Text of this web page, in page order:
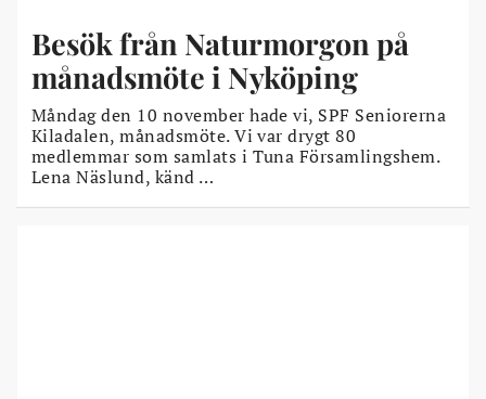
Besök från Naturmorgon på
månadsmöte i Nyköping
Måndag den 10 november hade vi, SPF Seniorerna
Kiladalen, månadsmöte. Vi var drygt 80
medlemmar som samlats i Tuna Församlingshem.
Lena Näslund, känd …